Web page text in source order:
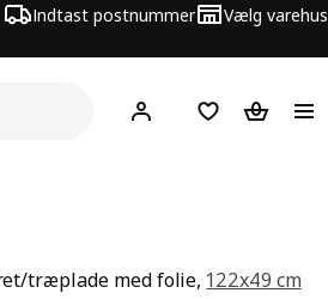
Indtast postnummer Vælg varehus
Hej! Log ind her
Huskeliste
Kurv
træplade med folie, 122x49 cm